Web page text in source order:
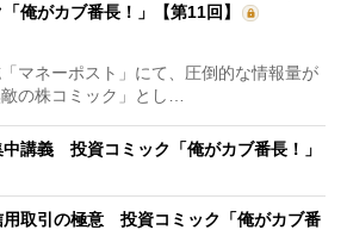
「俺がカブ番長！」【第11回】
マネーポスト」にて、圧倒的な情報量が
の株コミック」とし…
講義 投資コミック「俺がカブ番長！」
用取引の極意 投資コミック「俺がカブ番